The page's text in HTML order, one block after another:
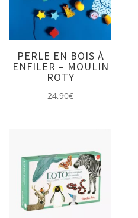
PERLE EN BOIS À
ENFILER – MOULIN
ROTY
24,90€